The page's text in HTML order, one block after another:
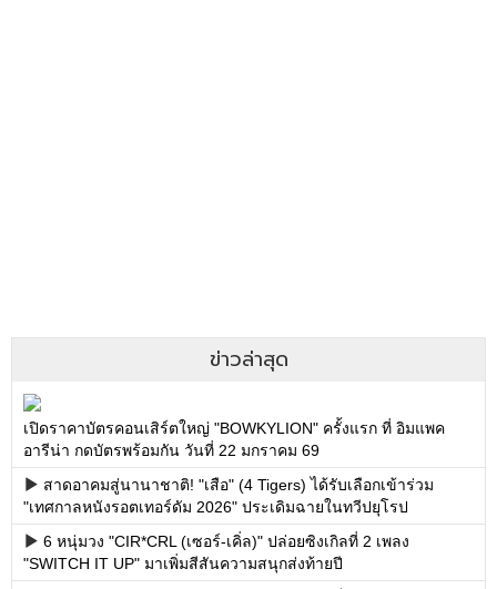
ข่าวล่าสุด
เปิดราคาบัตรคอนเสิร์ตใหญ่ "BOWKYLION" ครั้งแรก ที่ อิมแพค
อารีน่า กดบัตรพร้อมกัน วันที่ 22 มกราคม 69
สาดอาคมสู่นานาชาติ! "เสือ" (4 Tigers) ได้รับเลือกเข้าร่วม
"เทศกาลหนังรอตเทอร์ดัม 2026" ประเดิมฉายในทวีปยุโรป
6 หนุ่มวง "CIR*CRL (เซอร์-เคิ่ล)" ปล่อยซิงเกิลที่ 2 เพลง
"SWITCH IT UP" มาเพิ่มสีสันความสนุกส่งท้ายปี